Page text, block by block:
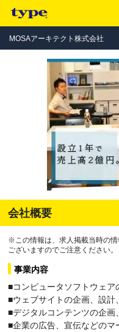
MOSAアーキテクト株式会社
会社概要
※この情報は、求人掲載当時の
ございますのでご注意ください。
事業内容
■コンピュータソフトウェ
■ウェブサイトの企画、設計
■デジタルコンテンツの企画
■企業の広告、宣伝などの